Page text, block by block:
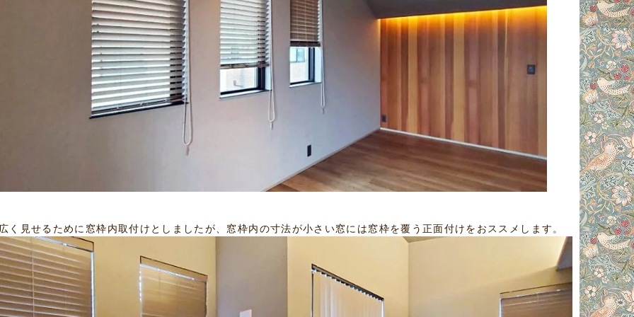
く見せるために窓枠内取付けとしましたが、窓枠内の寸法が小さい窓には窓枠を覆う正面付けをおススメします。